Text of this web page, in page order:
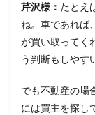
芹沢様： たとえ
ね。車であれば
が買い取ってく
う判断もしやす
でも不動産の場
には買主を探し